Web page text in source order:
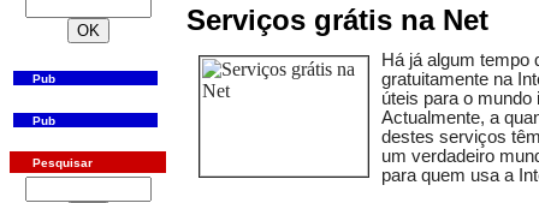
Pub
Pub
Pesquisar
Serviços grátis na Net
Há já algum tempo
gratuitamente na
úteis para o mundo
Actualmente, a
destes serviços
um verdadeiro
para quem usa a